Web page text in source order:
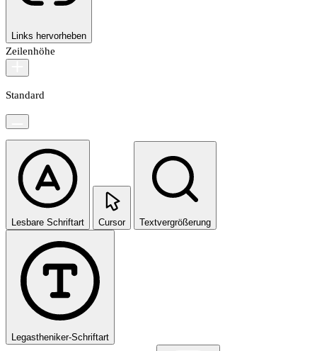
Links hervorheben
Zeilenhöhe
Standard
Lesbare Schriftart Cursor Textvergrößerung
Legastheniker-Schriftart